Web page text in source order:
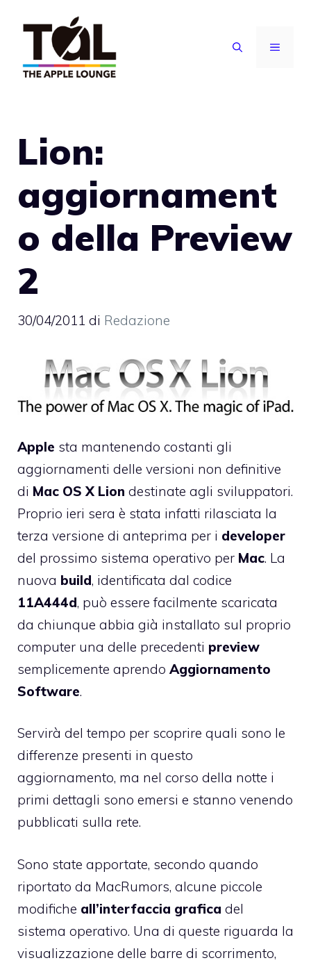
contenuto
MENU
Lion:
aggiornament
o della Preview
2
30/04/2011 di Redazione
Apple sta mantenendo costanti gli
aggiornamenti delle versioni non definitive
di Mac OS X Lion destinate agli sviluppatori.
Proprio ieri sera è stata infatti rilasciata la
terza versione di anteprima per i developer
del prossimo sistema operativo per Mac. La
nuova build, identificata dal codice
11A444d, può essere facilmente scaricata
da chiunque abbia già installato sul proprio
computer una delle precedenti preview
semplicemente aprendo Aggiornamento
Software.
Servirà del tempo per scoprire quali sono le
differenze presenti in questo
aggiornamento, ma nel corso della notte i
primi dettagli sono emersi e stanno venendo
pubblicati sulla rete.
Sono state apportate, secondo quando
riportato da MacRumors, alcune piccole
modifiche all’interfaccia grafica del
sistema operativo. Una di queste riguarda la
visualizzazione delle barre di scorrimento,